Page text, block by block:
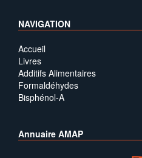
NAVIGATION
Accueil
Livres
Additifs Alimentaires
Formaldéhydes
Bisphénol-A
Annuaire AMAP